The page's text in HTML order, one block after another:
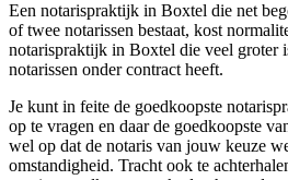
Een notarispraktijk in Boxtel die net
of twee notarissen bestaat, kost
notarispraktijk in Boxtel die veel groter
notarissen onder contract heeft.
Je kunt in feite de goedkoopste
op te vragen en daar de goedkoopste
wel op dat de notaris van jouw keuze
omstandigheid. Tracht ook te